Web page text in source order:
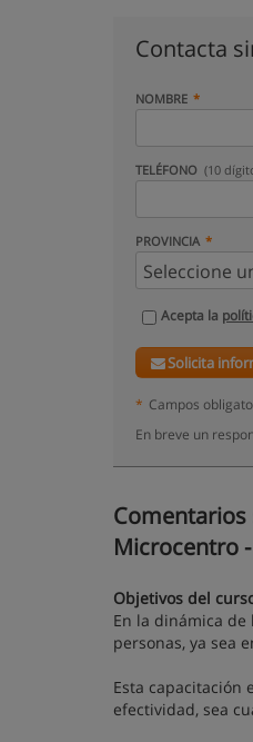
Contacta
NOMBRE
TELÉFONO (10
PROVINCIA
Acepta la
Solicita
* Campos
En breve un
Comentarios
Microcentro
Objetivos del
En la dinámica
personas, ya sea
Esta capacitación
efectividad, sea